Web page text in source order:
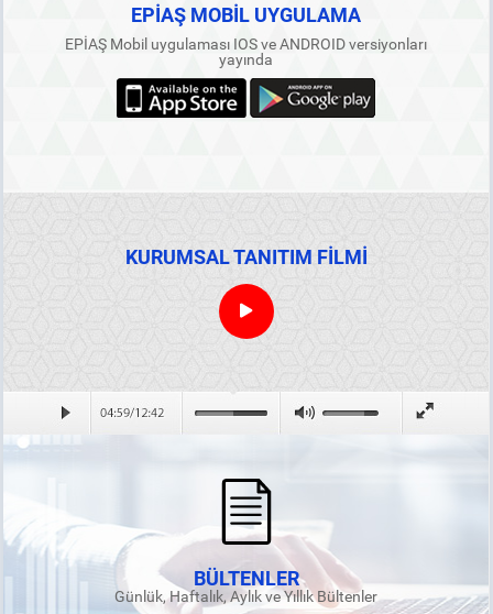
EPİAŞ MOBİL UYGULAMA
EPİAŞ Mobil uygulaması IOS ve ANDROID versiyonları
yayında
KURUMSAL TANITIM FİLMİ
BÜLTENLER
Günlük, Haftalık, Aylık ve Yıllık Bültenler